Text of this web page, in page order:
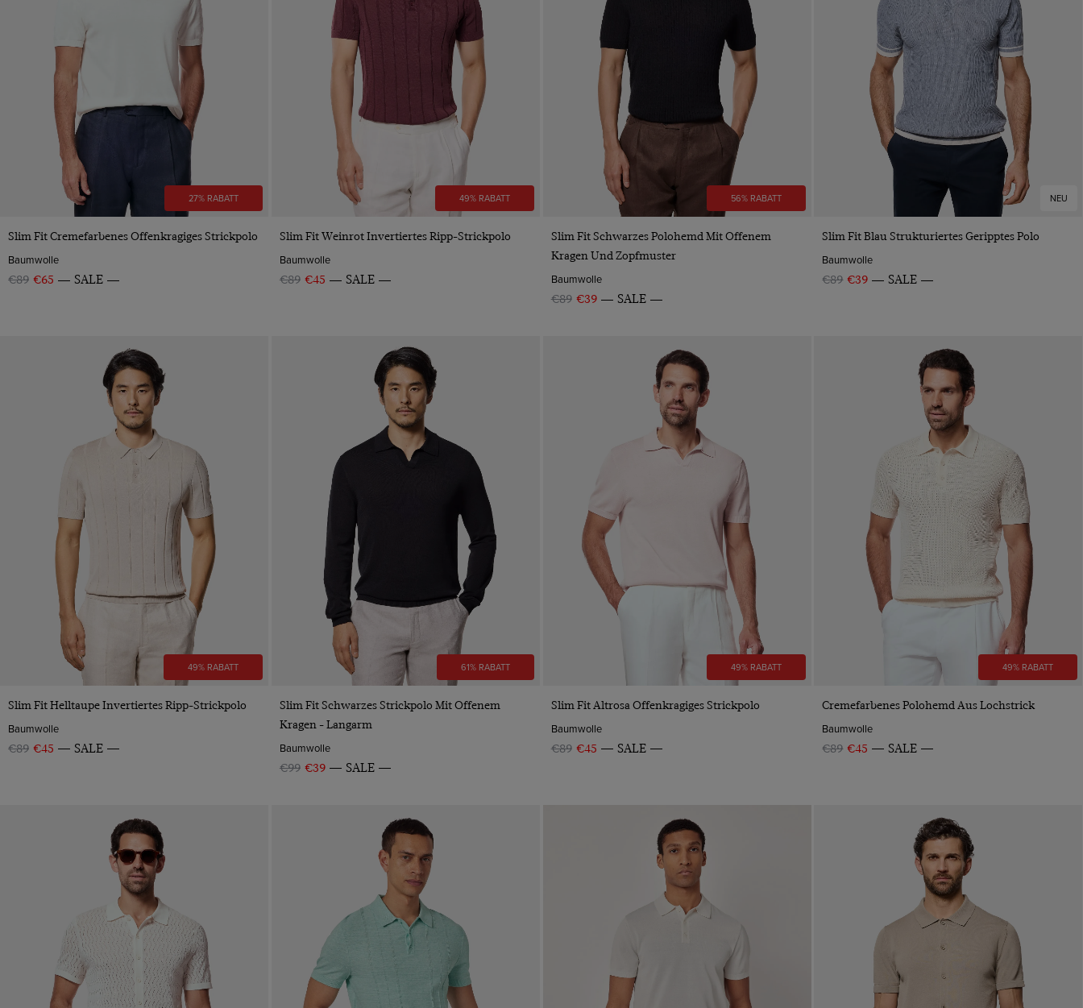
27% RABATT
VORSCHAU
Slim Fit Cremefarbenes Offenkragiges Strickpolo
Baumwolle
€89 €65 SALE
49% RABATT
VORSCHAU
Slim Fit Weinrot Invertiertes Ripp-Strickpolo
Baumwolle
€89 €45 SALE
56% RABATT
VORSCHAU
Slim Fit Schwarzes Polohemd Mit Offenem
Kragen Und Zopfmuster
Baumwolle
€89 €39 SALE
NEU
VORSCHAU
Slim Fit Blau Strukturiertes Geripptes Polo
Baumwolle
€89 €39 SALE
49% RABATT
VORSCHAU
Slim Fit Helltaupe Invertiertes Ripp-Strickpolo
Baumwolle
€89 €45 SALE
61% RABATT
VORSCHAU
Slim Fit Schwarzes Strickpolo Mit Offenem
Kragen - Langarm
Baumwolle
€99 €39 SALE
49% RABATT
VORSCHAU
Slim Fit Altrosa Offenkragiges Strickpolo
Baumwolle
€89 €45 SALE
49% RABATT
VORSCHAU
Cremefarbenes Polohemd Aus Lochstrick
Baumwolle
€89 €45 SALE